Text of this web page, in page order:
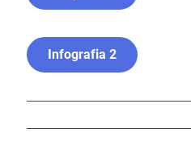
Infografia 2